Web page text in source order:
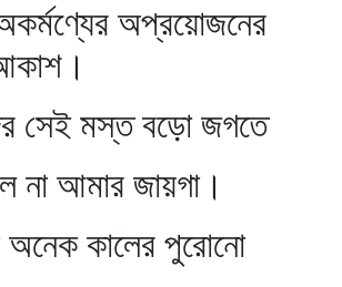
অপ্রয়োজনের
সেই মস্ত বড়ো জগতে
আমার জায়গা।
অনেক কালের পুরোনো